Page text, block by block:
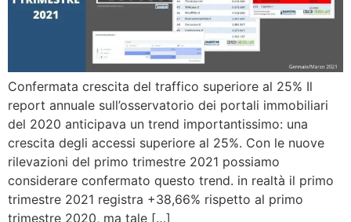
Confermata crescita del traffico superiore al 25% Il
report annuale sull’osservatorio dei portali immobiliari
del 2020 anticipava un trend importantissimo: una
crescita degli accessi superiore al 25%. Con le nuove
rilevazioni del primo trimestre 2021 possiamo
considerare confermato questo trend. in realtà il primo
trimestre 2021 registra +38,66% rispetto al primo
trimestre 2020, ma tale […]